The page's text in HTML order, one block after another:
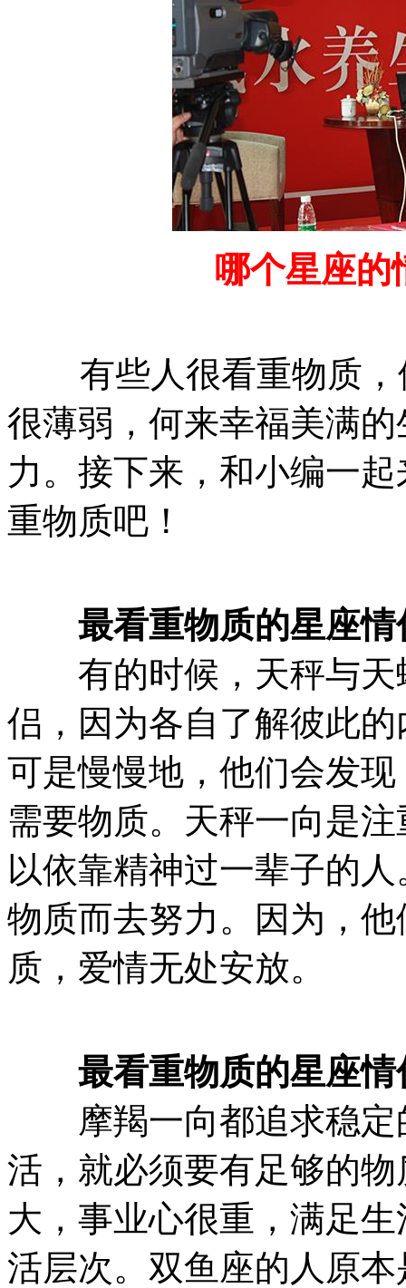
哪个星座的
有些人很看重物质，
很薄弱，何来幸福美满
力。接下来，和小编一
重物质吧！
最看重物质的星座情
有的时候，天秤与天
侣，因为各自了解彼此
可是慢慢地，他们会发
需要物质。天秤一向是
以依靠精神过一辈子的
物质而去努力。因为，
质，爱情无处安放。
最看重物质的星座情
摩羯一向都追求稳定
活，就必须要有足够的
大，事业心很重，满足
活层次。双鱼座的人原